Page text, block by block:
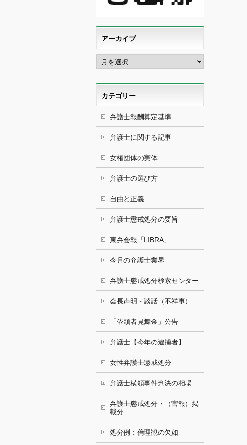
アーカイブ
ア
ー
イ
ブカテゴリー
弁護士報酬算定基準
弁護士に関する記事
女権団体の実体
弁護士の選び方
自由と正義
弁護士懲戒処分の要旨
東弁会報「LIBRA」
今月の弁護士業界
弁護士懲戒処分検索センター
会長声明・談話（不祥事）
「依頼者見舞金」公告
弁護士【今年の逮捕者】
女性弁護士懲戒処分
弁護士横領事件判決の相場
弁護士懲戒処分・（官報）掲
載分
処分例：倫理観の欠如